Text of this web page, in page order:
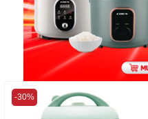
-30%